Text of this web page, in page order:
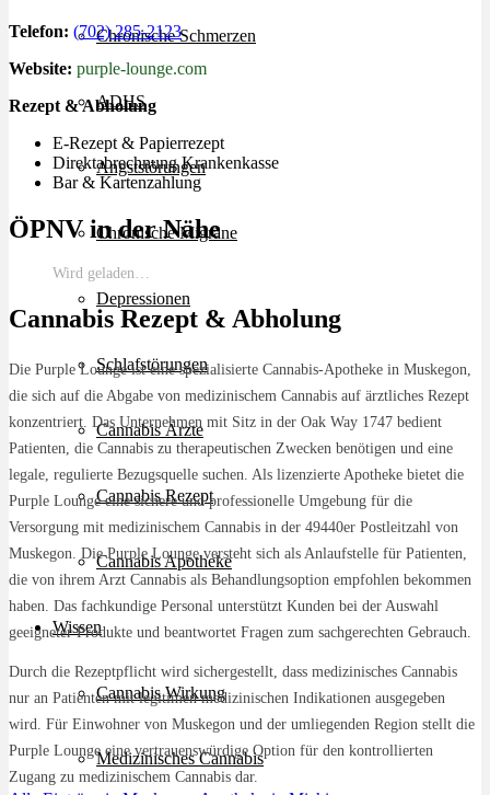
Chronische Schmerzen
ADHS
Angststörungen
Chronische Migräne
Depressionen
Schlafstörungen
Cannabis Ärzte
Cannabis Rezept
Cannabis Apotheke
Wissen
Cannabis Wirkung
Medizinisches Cannabis
Telefon: (702) 285-2123
Website: purple-lounge.com
Rezept & Abholung
E-Rezept & Papierrezept
Direktabrechnung Krankenkasse
Bar & Kartenzahlung
ÖPNV in der Nähe
Wird geladen…
Cannabis Rezept & Abholung
Die Purple Lounge ist eine spezialisierte Cannabis-Apotheke in Muskegon,
die sich auf die Abgabe von medizinischem Cannabis auf ärztliches Rezept
konzentriert. Das Unternehmen mit Sitz in der Oak Way 1747 bedient
Patienten, die Cannabis zu therapeutischen Zwecken benötigen und eine
legale, regulierte Bezugsquelle suchen. Als lizenzierte Apotheke bietet die
Purple Lounge eine sichere und professionelle Umgebung für die
Versorgung mit medizinischem Cannabis in der 49440er Postleitzahl von
Muskegon. Die Purple Lounge versteht sich als Anlaufstelle für Patienten,
die von ihrem Arzt Cannabis als Behandlungsoption empfohlen bekommen
haben. Das fachkundige Personal unterstützt Kunden bei der Auswahl
geeigneter Produkte und beantwortet Fragen zum sachgerechten Gebrauch.
Durch die Rezeptpflicht wird sichergestellt, dass medizinisches Cannabis
nur an Patienten mit legitimen medizinischen Indikationen ausgegeben
wird. Für Einwohner von Muskegon und der umliegenden Region stellt die
Purple Lounge eine vertrauenswürdige Option für den kontrollierten
Zugang zu medizinischem Cannabis dar.